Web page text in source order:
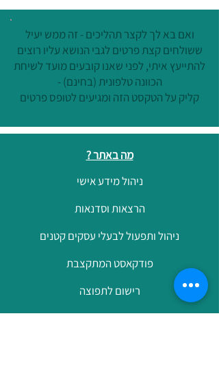
ואם בא לך לקצר תהליכים - זה ממש יעיל
ששולחים קצת פרטים לגבי הנושא עליו רוצים
להתייעץ איתי, לפני שאנו קובעים מועד לשיחת
הכוונה טלפונית (בחינם) -
קליק על הטקסט הזה ומגיעים לטופס פרטים
מה באתר ?
ניהול מידע אישי
הרצאות וסדנאות
ניהול ותפעול לבעלי עסקים קטנים
פודקאסט המתקצבת
רישום לתפוצה
הצהרת נגישות